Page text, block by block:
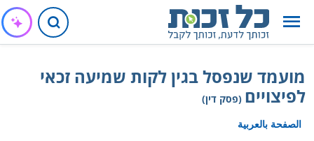
מועמד שנפסל בגין לקות שמיעה זכאי
לפיצויים (פסק דין)
الصفحة بالعربية